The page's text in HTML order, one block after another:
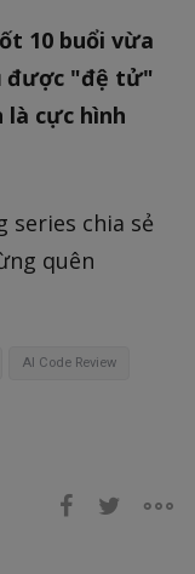
10 buổi vừa
được "đệ tử"
là cực hình
series chia sẻ
quên
AI Code Review